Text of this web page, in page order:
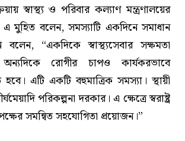
স্বাস্থ্য ও পরিবার কল্যাণ মন্ত্রণালয়ের
মুহিত বলেন, সমস্যাটি একদিনে সমাধান
“একদিকে স্বাস্থ্যসেবার সক্ষমতা
রোগীর চাপও কার্যকরভাবে
হবে। এটি একটি বহুমাত্রিক সমস্যা। স্থায়ী
পরিকল্পনা দরকার। এ ক্ষেত্রে স্বরাষ্ট্র
সমন্বিত সহযোগিতা প্রয়োজন।”